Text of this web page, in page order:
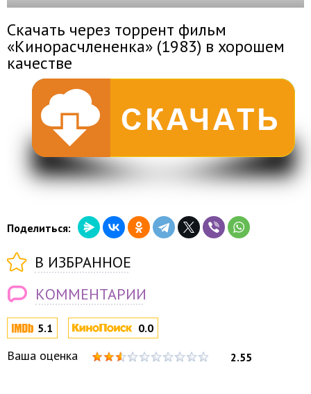
5.1 0.0
Ваша оценка 2.55
Скачать через торрент фильм
«Кинорасчлененка» (1983) в хорошем
качестве
Поделиться:
В ИЗБРАННОЕ
КОММЕНТАРИИ